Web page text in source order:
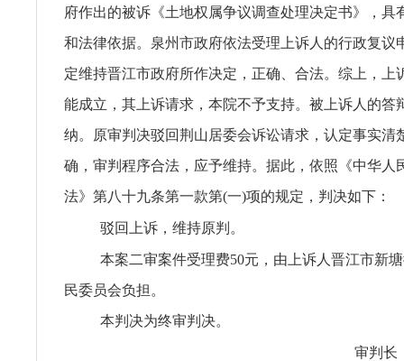
府作出的被诉《土地权属争议调查处理决定书》，具
和法律依据。泉州市政府依法受理上诉人的行政复议
定维持晋江市政府所作决定，正确、合法。综上，上
能成立，其上诉请求，本院不予支持。被上诉人的答
纳。原审判决驳回荆山居委会诉讼请求，认定事实清
确，审判程序合法，应予维持。据此，依照《中华人
法》第八十九条第一款第(一)项的规定，判决如下：
驳回上诉，维持原判。
本案二审案件受理费50元，由上诉人晋江市新
民委员会负担。
本判决为终审判决。
审判